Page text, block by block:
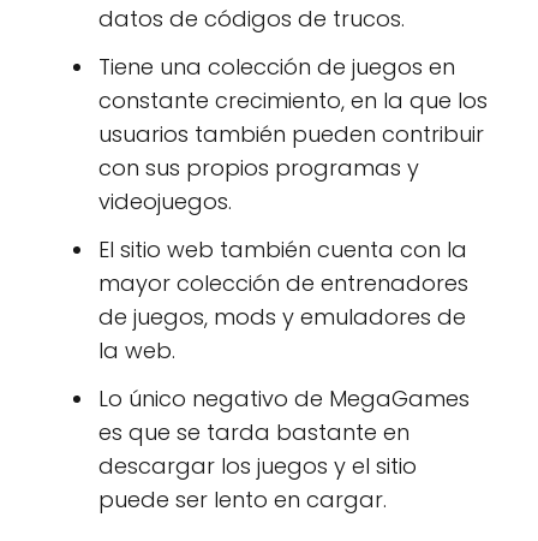
datos de códigos de trucos.
Tiene una colección de juegos en
constante crecimiento, en la que los
usuarios también pueden contribuir
con sus propios programas y
videojuegos.
El sitio web también cuenta con la
mayor colección de entrenadores
de juegos, mods y emuladores de
la web.
Lo único negativo de MegaGames
es que se tarda bastante en
descargar los juegos y el sitio
puede ser lento en cargar.